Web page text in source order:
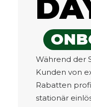
Während der
Kunden von
Rabatten
stationär